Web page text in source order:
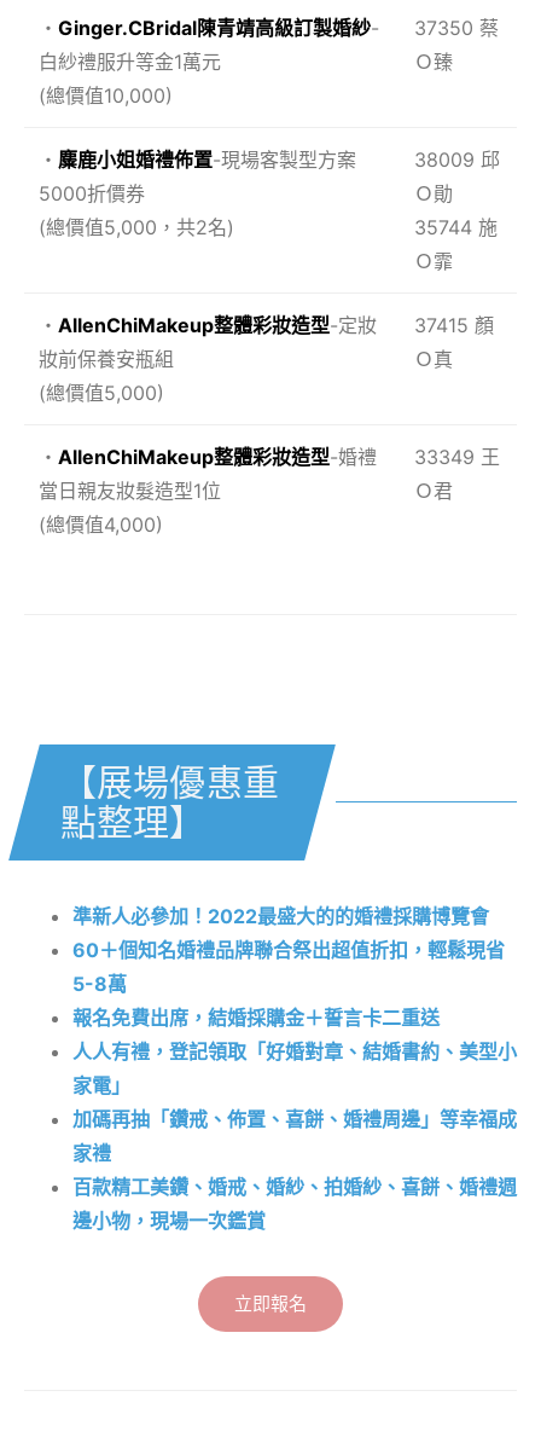
・ Ginger.CBridal陳青靖高級訂製婚紗-
白紗禮服升等金1萬元
(總價值10,000)
37350 蔡
Ｏ臻
・ 麋鹿小姐婚禮佈置-現場客製型方案
5000折價券
(總價值5,000，共2名)
38009 邱
Ｏ勛
35744 施
Ｏ霏
・ AllenChiMakeup整體彩妝造型-定妝
妝前保養安瓶組
(總價值5,000)
37415 顏
Ｏ真
・ AllenChiMakeup整體彩妝造型-婚禮
當日親友妝髮造型1位
(總價值4,000)
33349 王
Ｏ君
【展場優惠重
點整理】
準新人必參加！2022最盛大的的婚禮採購博覽會
60＋個知名婚禮品牌聯合祭出超值折扣，輕鬆現省
5-8萬
報名免費出席，結婚採購金＋誓言卡二重送
人人有禮，登記領取「好婚對章、結婚書約、美型小
家電」
加碼再抽「鑽戒、佈置、喜餅、婚禮周邊」等幸福成
家禮
百款精工美鑽、婚戒、婚紗、拍婚紗、喜餅、婚禮週
邊小物，現場一次鑑賞
立即報名